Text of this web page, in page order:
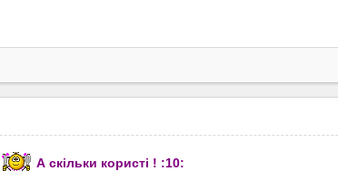
А скільки користі ! :10: